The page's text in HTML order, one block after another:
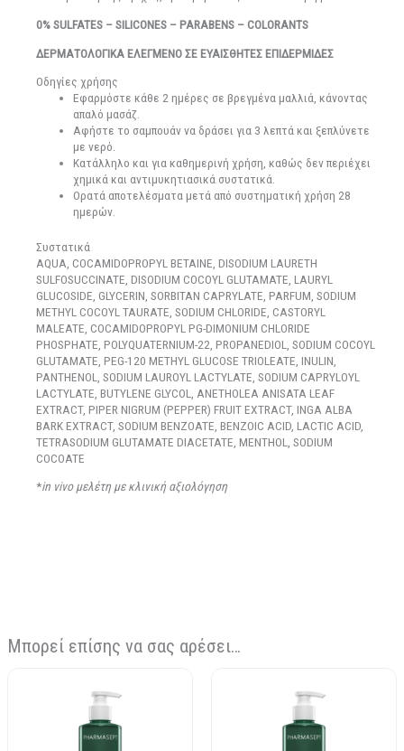
0% SULFATES – SILICONES – PARABENS – COLORANTS
ΔΕΡΜΑΤΟΛΟΓΙΚΑ ΕΛΕΓΜΕΝΟ ΣΕ ΕΥΑΙΣΘΗΤΕΣ ΕΠΙΔΕΡΜΙΔΕΣ
Οδηγίες χρήσης
Εφαρμόστε κάθε 2 ημέρες σε βρεγμένα μαλλιά, κάνοντας
απαλό μασάζ.
Αφήστε το σαμπουάν να δράσει για 3 λεπτά και ξεπλύνετε
με νερό.
Κατάλληλο και για καθημερινή χρήση, καθώς δεν περιέχει
χημικά και αντιμυκητιασικά συστατικά.
Ορατά αποτελέσματα μετά από συστηματική χρήση 28
ημερών.
Συστατικά
AQUA, COCAMIDOPROPYL BETAINE, DISODIUM LAURETH
SULFOSUCCINATE, DISODIUM COCOYL GLUTAMATE, LAURYL
GLUCOSIDE, GLYCERIN, SORBITAN CAPRYLATE, PARFUM, SODIUM
METHYL COCOYL TAURATE, SODIUM CHLORIDE, CASTORYL
MALEATE, COCAMIDOPROPYL PG-DIMONIUM CHLORIDE
PHOSPHATE, POLYQUATERNIUM-22, PROPANEDIOL, SODIUM COCOYL
GLUTAMATE, PEG-120 METHYL GLUCOSE TRIOLEATE, INULIN,
PANTHENOL, SODIUM LAUROYL LACTYLATE, SODIUM CAPRYLOYL
LACTYLATE, BUTYLENE GLYCOL, ANETHOLEA ANISATA LEAF
EXTRACT, PIPER NIGRUM (PEPPER) FRUIT EXTRACT, INGA ALBA
BARK EXTRACT, SODIUM BENZOATE, BENZOIC ACID, LACTIC ACID,
TETRASODIUM GLUTAMATE DIACETATE, MENTHOL, SODIUM
COCOATE
*in vivo μελέτη με κλινική αξιολόγηση
Μπορεί επίσης να σας αρέσει…